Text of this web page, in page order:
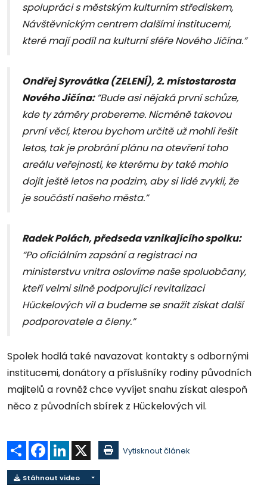
spolupráci s městským kulturním střediskem,
Návštěvnickým centrem dalšími institucemi,
které mají podíl na kulturní sféře Nového Jičína.”
Ondřej Syrovátka (ZELENÍ), 2. místostarosta
Nového Jičína:”Bude asi nějaká první schůze,
kde ty záměry probereme. Nicméně takovou
první věcí, kterou bychom určitě už mohli řešit
letos, tak je probrání plánu na otevření toho
areálu veřejnosti, ke kterému by také mohlo
dojít ještě letos na podzim, aby si lidé zvykli, že
je součástí našeho města.”
Radek Polách, předseda vznikajícího spolku:
“Po oficiálním zapsání a registraci na
ministerstvu vnitra oslovíme naše spoluobčany,
kteří velmi silně podporující revitalizaci
Hückelových vil a budeme se snažit získat další
podporovatele a členy.”
Spolek hodlá také navazovat kontakty s odbornými
institucemi, donátory a příslušníky rodiny původních
majitelů a rovněž chce vyvíjet snahu získat alespoň
něco z původních sbírek z Hückelových vil.
Sdílet Facebook
LinkedIn Vytisknout článek
Stáhnout video